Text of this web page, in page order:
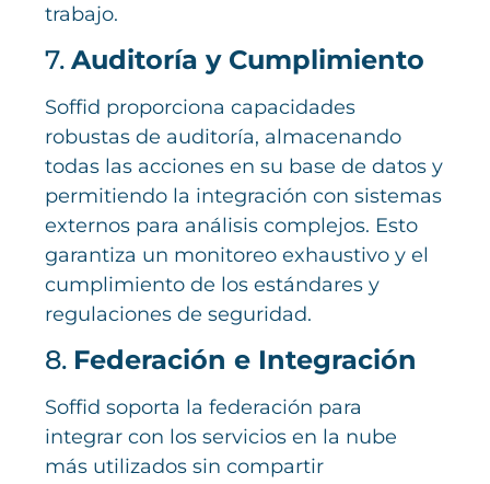
trabajo.
7.Auditoría y Cumplimiento
Soffid proporciona capacidades
robustas de auditoría, almacenando
todas las acciones en su base de datos y
permitiendo la integración con sistemas
externos para análisis complejos. Esto
garantiza un monitoreo exhaustivo y el
cumplimiento de los estándares y
regulaciones de seguridad.
8. Federación e Integración
Soffid soporta la federación para
integrar con los servicios en la nube
más utilizados sin compartir